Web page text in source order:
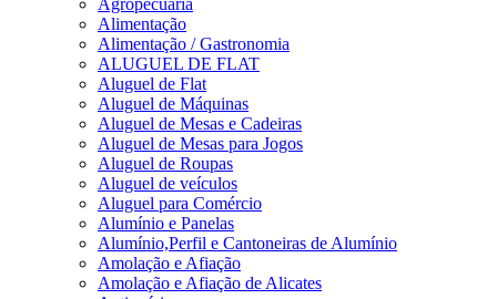
Agropecuária
Alimentação
Alimentação / Gastronomia
ALUGUEL DE FLAT
Aluguel de Flat
Aluguel de Máquinas
Aluguel de Mesas e Cadeiras
Aluguel de Mesas para Jogos
Aluguel de Roupas
Aluguel de veículos
Aluguel para Comércio
Alumínio e Panelas
Alumínio,Perfil e Cantoneiras de Alumínio
Amolação e Afiação
Amolação e Afiação de Alicates